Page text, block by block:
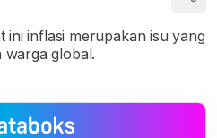
ini inflasi merupakan isu yang
warga global.